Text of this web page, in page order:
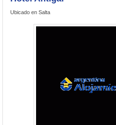
Ubicado en Salta